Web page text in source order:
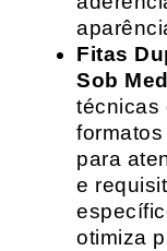
Fitas
Sob
técnicas
para
e
otimiza